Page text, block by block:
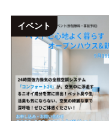
イベント